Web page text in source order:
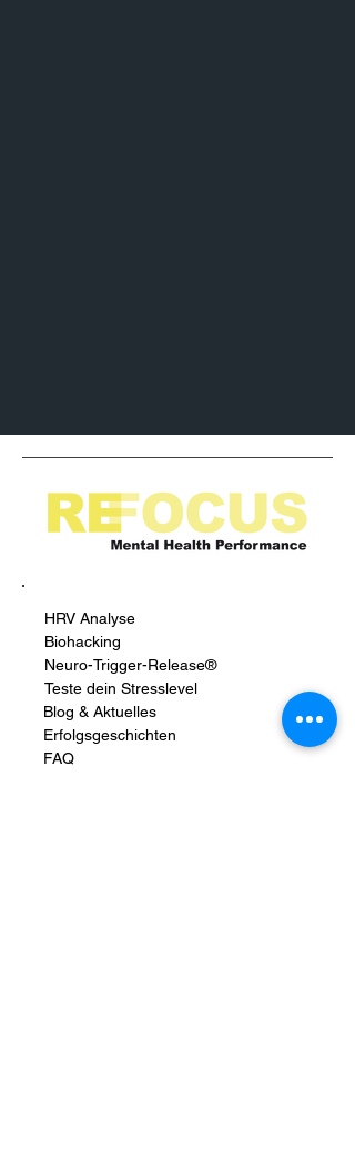
HRV Analyse
Biohacking
Neuro-Trigger-Release®
Teste dein Stresslevel
Blog & Aktuelles
Erfolgsgeschichten
FAQ